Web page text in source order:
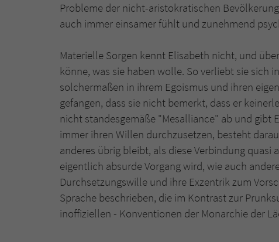
Probleme der nicht-aristokratischen
auch immer einsamer fühlt und zunehmend
Materielle Sorgen kennt Elisabeth nicht, und
könne, was sie haben wolle. So verliebt sie sich
solchermaßen in ihrem Egoismus und ihren
gefangen, dass sie nicht bemerkt, dass er
nicht standesgemäße "Mesalliance" ab und gibt
immer ihren Willen durchzusetzen, besteht
anderes übrig bleibt, als diese Verbindung quasi
eigentlich absurde Vorgang wird, wie auch
Durchsetzungswille und ihre Exzentrik zum
Sprache beschrieben, die im Kontrast zur
inoffiziellen - Konventionen der Monarchie der